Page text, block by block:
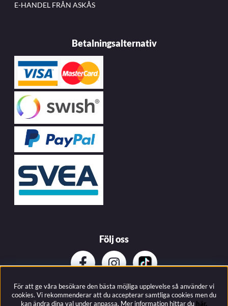
E-HANDEL FRÅN ASKÅS
Betalningsalternativ
Följ oss
Prenumerera på vårat nyhetsbrev
För att ge våra besökare den bästa möjliga upplevelse så använder vi
cookies. Vi rekommenderar att du accepterar samtliga cookies men du
kan ändra dina val under anpassa. Mer information hittar du här.